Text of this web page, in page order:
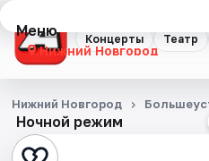
Концерты Театр
Меню
Нижний Новгород
Концерты
Театр
Ночной режим
Нижний Новгород